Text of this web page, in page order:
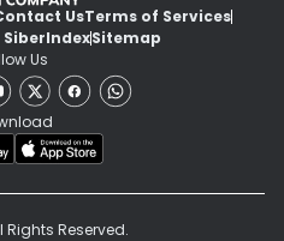
UsTerms of Services
IndexSitemap
Us
Rights Reserved.